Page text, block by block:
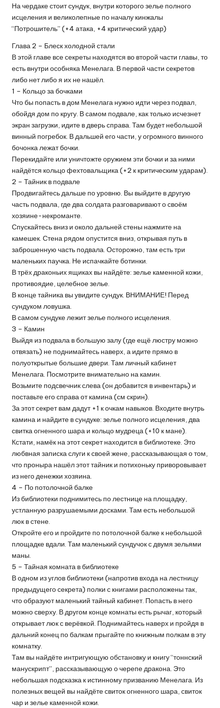
На чердаке стоит сундук, внутри которого зелье полного
исцеления и великолепные по началу кинжалы
“Потрошитель” (+4 атака, +4 критический удар)
Глава 2 – Блеск холодной стали
В этой главе все секреты находятся во второй части главы, то
есть внутри особняка Менелага. В первой части секретов
либо нет либо я их не нашёл.
1 – Кольцо за бочками
Что бы попасть в дом Менелага нужно идти через подвал,
обойдя дом по кругу. В самом подвале, как только исчезнет
экран загрузки, идите в дверь справа. Там будет небольшой
винный погребок. В дальшей его части, у огромного винного
бочонка лежат бочки.
Перекидайте или уничтожте оружием эти бочки и за ними
найдётся кольцо фехтовальщика (+2 к критическим ударам).
2 – Тайник в подвале
Продвигайтесь дальше по уровню. Вы выйдите в другую
часть подвала, где два солдата разговаривают о своём
хозяине-некроманте.
Спускайтесь вниз и около дальней стены нажмите на
камешек. Стена рядом опустится вниз, открывая путь в
заброшенную часть подвала. Осторожно, там есть три
маленьких паучка. Не испачкайте ботинки.
В трёх драконьих ящиках вы найдёте: зелье каменной кожи,
противоядие, целебное зелье.
В конце тайника вы увидите сундук. ВНИМАНИЕ! Перед
сундуком ловушка.
В самом сундуке лежит зелье полного исцеления.
3 – Камин
Выйдя из подвала в большую залу (где ещё люстру можно
отвязать) не поднимайтесь наверх, а идите прямо в
полуоткрытые большие двери. Там личный кабинет
Менелага. Посмотрите внимательно на камин.
Возьмите подсвечник слева (он добавится в инвентарь) и
поставьте его справа от камина (см скрин).
За этот секрет вам дадут +1 к очкам навыков. Входите внутрь
камина и найдите в сундуке: зелье полного исцеления, два
свитка огненного шара и кольцо мудреца (+10 к мане).
Кстати, намёк на этот секрет находится в библиотеке. Это
любвная записка слуги к своей жене, рассказывающая о том,
что проныра нашёл этот тайник и потихоньку приворовывает
из него денежки хозяина.
4 – По потолочной балке
Из библиотеки поднимитесь по лестнице на площадку,
устланную разрушаемыми досками. Там есть небольшой
люк в стене.
Откройте его и пройдите по потолочной балке к небольшой
площадке вдали. Там маленький сундучок с двумя зельями
маны.
5 – Тайная комната в библиотеке
В одном из углов библиотеки (напротив входа на лестницу
предыдущего секрета) полки с книгами расположены так,
что образуют маленький тайный кабинет. Попасть в него
можно сверху. В другом конце комнаты есть рычаг, который
открывает люк с верёвкой. Поднимайтесь наверх и пройдя в
дальний конец по балкам прыгайте по книжным полкам в эту
комнатку.
Там вы найдёте интригующую обстановку и книгу “тоннский
манускрипт”, рассказывающую о черепе дракона. Это
небольшая подсказка к истинному призванию Менелага. Из
полезных вещей вы найдёте свиток огненного шара, свиток
чар и зелье каменной кожи.